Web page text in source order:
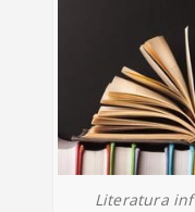
Literatura